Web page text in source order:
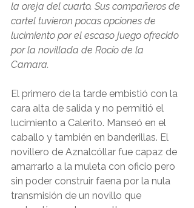
la oreja del cuarto. Sus compañeros de
cartel tuvieron pocas opciones de
lucimiento por el escaso juego ofrecido
por la novillada de Rocío de la
Camara.
El primero de la tarde embistió con la
cara alta de salida y no permitió el
lucimiento a Calerito. Manseó en el
caballo y también en banderillas. El
novillero de Aznalcóllar fue capaz de
amarrarlo a la muleta con oficio pero
sin poder construir faena por la nula
transmisión de un novillo que